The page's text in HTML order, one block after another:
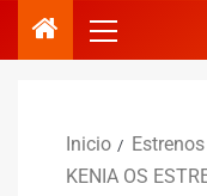
Inicio
Estrenos
KENIA OS